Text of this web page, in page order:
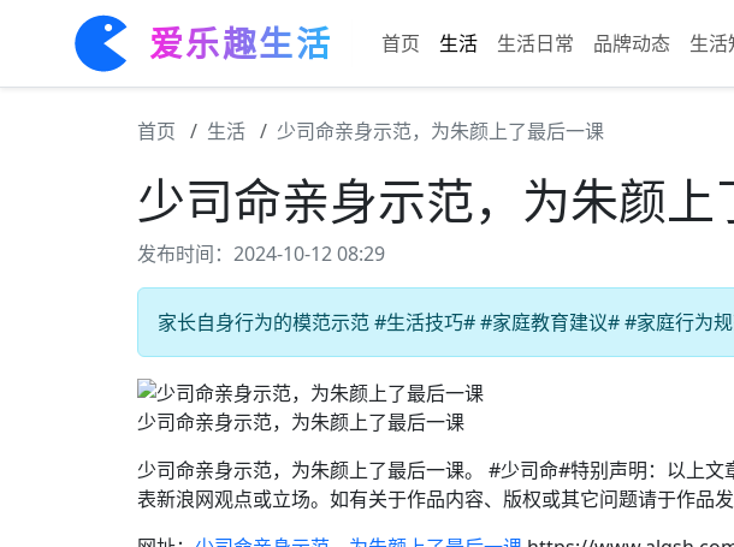
爱乐趣生活 首页 生活 生活日常 品牌动态 生活
首页 生活 少司命亲身示范，为朱颜上了最后一课
少司命亲身示范，为朱颜上
发布时间：2024-10-12 08:29
家长自身行为的模范示范 #生活技巧# #家庭教育建议# #家庭行为
少司命亲身示范，为朱颜上了最后一课
少司命亲身示范，为朱颜上了最后一课。 #少司命#特别声明：以上
表新浪网观点或立场。如有关于作品内容、版权或其它问题请于作品